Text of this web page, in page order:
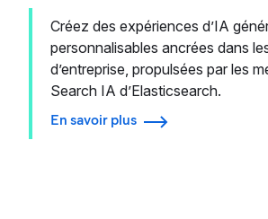
Créez des expériences d’IA
personnalisables ancrées dans
d’entreprise, propulsées par les
Search IA d’Elasticsearch.
En savoir plus